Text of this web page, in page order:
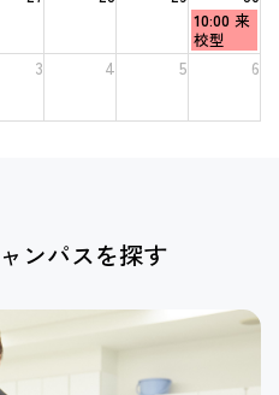
月
23rd
日
曜
日,
30th
10:00 来
校型
3 4 5 6
ンパスを探す